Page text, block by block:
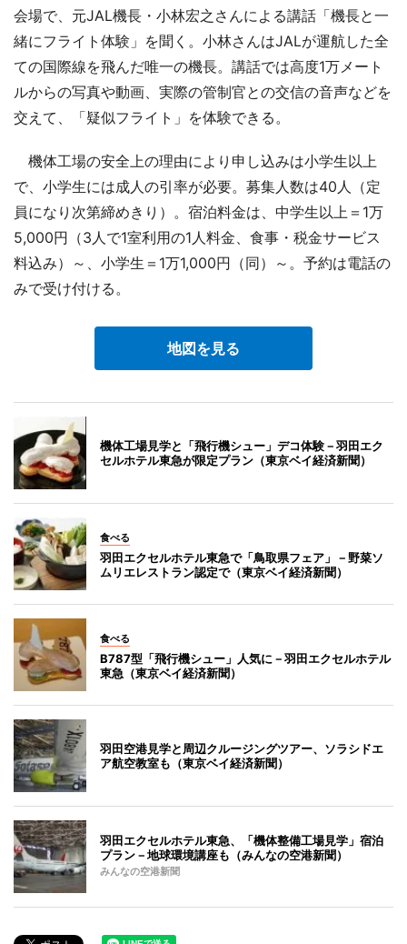
会場で、元JAL機長・小林宏之さんによる講話「機長と一
緒にフライト体験」を聞く。小林さんはJALが運航した全
ての国際線を飛んだ唯一の機長。講話では高度1万メート
ルからの写真や動画、実際の管制官との交信の音声などを
交えて、「疑似フライト」を体験できる。
機体工場の安全上の理由により申し込みは小学生以上
で、小学生には成人の引率が必要。募集人数は40人（定
員になり次第締めきり）。宿泊料金は、中学生以上＝1万
5,000円（3人で1室利用の1人料金、食事・税金サービス
料込み）～、小学生＝1万1,000円（同）～。予約は電話の
みで受け付ける。
地図を見る
機体工場見学と「飛行機シュー」デコ体験－羽田エク
セルホテル東急が限定プラン（東京ベイ経済新聞）
食べる
羽田エクセルホテル東急で「鳥取県フェア」－野菜ソ
ムリエレストラン認定で（東京ベイ経済新聞）
食べる
B787型「飛行機シュー」人気に－羽田エクセルホテル
東急（東京ベイ経済新聞）
羽田空港見学と周辺クルージングツアー、ソラシドエ
ア航空教室も（東京ベイ経済新聞）
羽田エクセルホテル東急、「機体整備工場見学」宿泊
プラン－地球環境講座も（みんなの空港新聞）
みんなの空港新聞